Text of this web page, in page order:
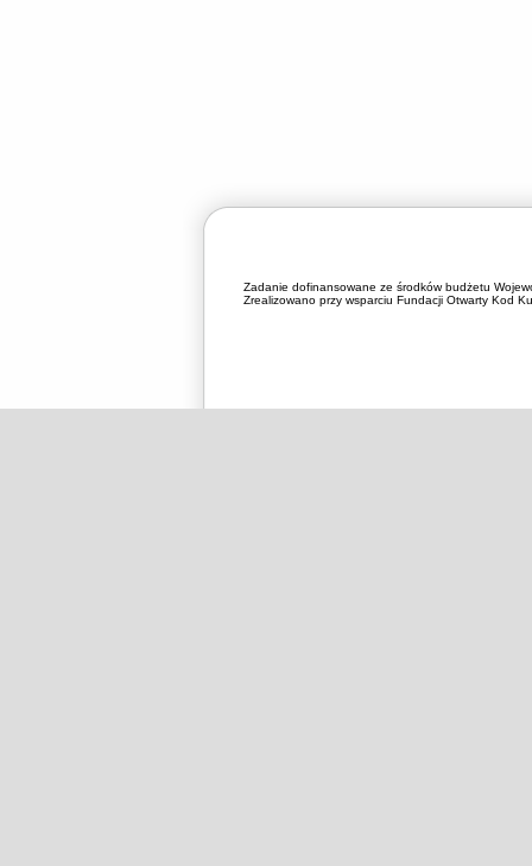
Zadanie dofinansowane ze środków budżetu
Zrealizowano przy wsparciu Fundacji Otwarty Kod